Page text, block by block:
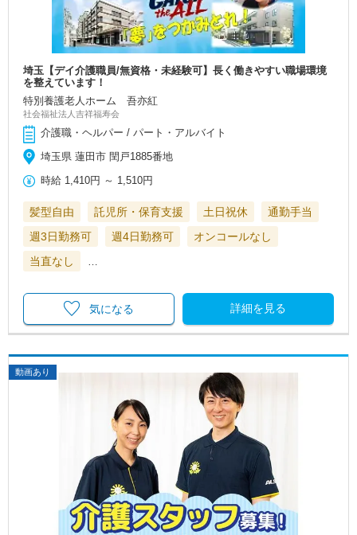
埼玉【デイ介護職員/無資格・未経験可】長く働きやすい職場環境
を整えています！
特別養護老人ホーム 吾亦紅
社会福祉法人吉祥福寿会
介護職・ヘルパー / パート・アルバイト
埼玉県 蓮田市 閏戸1885番地
時給 1,410円 ～ 1,510円
髪型自由 託児所・保育支援 土日祝休
通勤手当
週3日勤務可
週4日勤務可
オンコールなし
当直なし
詳細を見る
気になる
動画あり